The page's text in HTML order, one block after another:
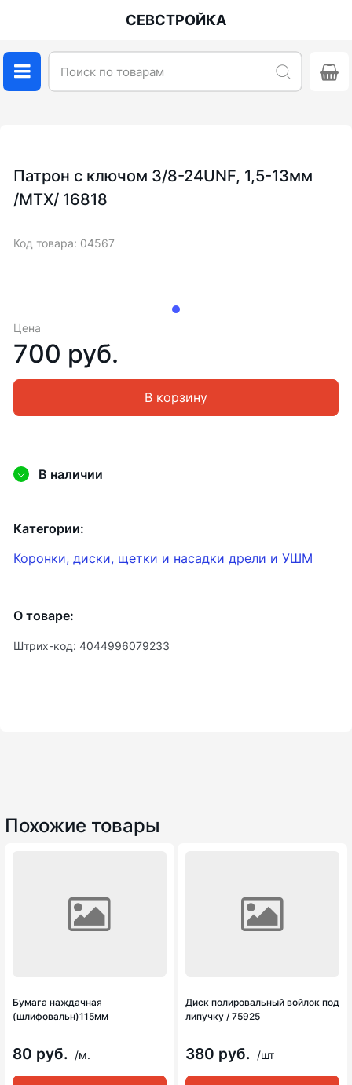
СЕВСТРОЙКА
Цена
700 руб.
В корзину
Патрон с ключом 3/8-24UNF, 1,5-13мм
/MTX/ 16818
Код товара: 04567
Категории:
Коронки, диски, щетки и насадки дрели и УШМ
О товаре:
Штрих-код: 4044996079233
В наличии
Похожие товары
Бумага наждачная
(шлифовальн)115мм
80 руб. /м.
Диск полировальный войлок под
липучку / 75925
380 руб. /шт